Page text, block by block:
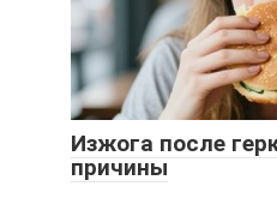
Изжога после
причины